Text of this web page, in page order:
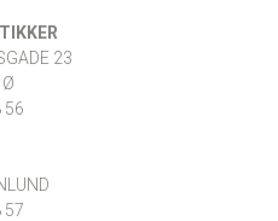
23
Ø
56
57